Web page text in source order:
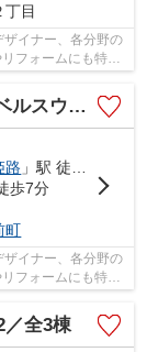
丁目
ザイナー、各分野の
フォームにも特化
ウィート
路 」駅 徒歩5分
歩7分
町
ザイナー、各分野の
フォームにも特化
／全3棟